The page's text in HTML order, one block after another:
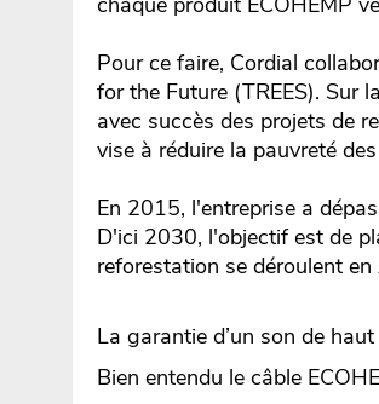
Pour ce faire, Cordial
for the Future (TREES). Sur
avec succès des projets de
vise à réduire la pauvreté
En 2015, l'entreprise a
D'ici 2030, l'objectif est de
reforestation se déroulent
La garantie d’un son de
Bien entendu le câble